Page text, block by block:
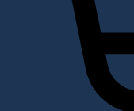
Услуги